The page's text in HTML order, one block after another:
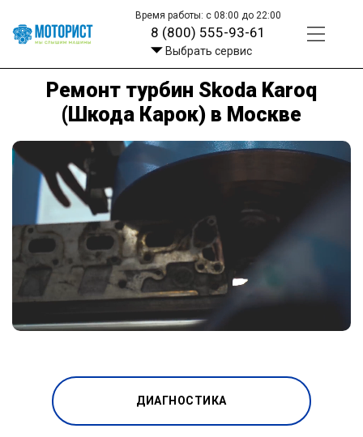
Время работы: с 08:00 до 22:00
8 (800) 555-93-61
Выбрать сервис
Ремонт турбин Skoda Karoq
(Шкода Карок) в Москве
ДИАГНОСТИКА